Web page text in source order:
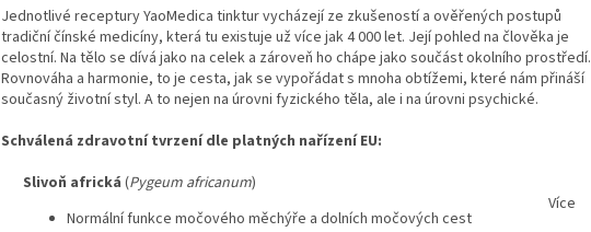
Jednotlivé receptury YaoMedica tinktur vycházejí ze zkušeností a ověřených postupů
tradiční čínské medicíny, která tu existuje už více jak 4 000 let. Její pohled na člověka je
celostní. Na tělo se dívá jako na celek a zároveň ho chápe jako součást okolního prostředí.
Rovnováha a harmonie, to je cesta, jak se vypořádat s mnoha obtížemi, které nám přináší
současný životní styl. A to nejen na úrovni fyzického těla, ale i na úrovni psychické.
Schválená zdravotní tvrzení dle platných nařízení EU:
Slivoň africká (Pygeum africanum)
Normální funkce močového měchýře a dolních močových cest
Více